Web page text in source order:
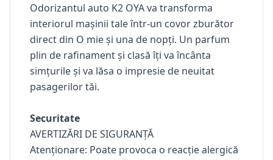
Odorizantul auto K2 OYAva transforma
interiorul mașinii tale într-un covor zburător
direct din O mie și una de nopți. Un parfum
plin de rafinament și clasă îți va încânta
simțurile și va lăsa o impresie de neuitat
pasagerilor tăi.
Securitate
AVERTIZĂRI DE SIGURANȚĂ
Atenționare: Poate provoca o reacție alergică